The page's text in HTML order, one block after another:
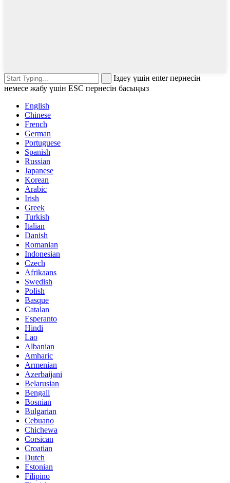
Іздеу үшін enter пернесін
немесе жабу үшін ESC пернесін басыңыз
English
Chinese
French
German
Portuguese
Spanish
Russian
Japanese
Korean
Arabic
Irish
Greek
Turkish
Italian
Danish
Romanian
Indonesian
Czech
Afrikaans
Swedish
Polish
Basque
Catalan
Esperanto
Hindi
Lao
Albanian
Amharic
Armenian
Azerbaijani
Belarusian
Bengali
Bosnian
Bulgarian
Cebuano
Chichewa
Corsican
Croatian
Dutch
Estonian
Filipino